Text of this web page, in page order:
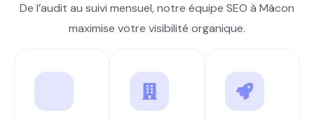
De l’audit au suivi mensuel, notre équipe SEO à Mâcon
maximise votre visibilité organique.